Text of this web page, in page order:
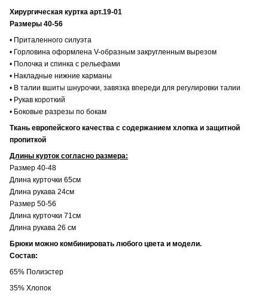
Хирургическая куртка арт.19-01
Размеры 40-56
• Приталенного силуэта
• Горловина оформлена V-образным закругленным вырезом
• Полочка и спинка с рельефами
• Накладные нижние карманы
• В талии вшиты шнурочки, завязка впереди для регулировки талии
• Рукав короткий
• Боковые разрезы по бокам
Ткань европейского качества с содержанием хлопка и защитной
пропиткой
Длины курток согласно размера:
Размер 40-48
Длина курточки 65см
Длина рукава 24см
Размер 50-56
Длина курточки 71см
Длина рукава 26 см
Брюки можно комбинировать любого цвета и модели.
Состав:
65% Полиэстер
35% Хлопок